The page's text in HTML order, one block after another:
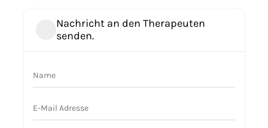
Nachricht an den Therapeuten
senden.